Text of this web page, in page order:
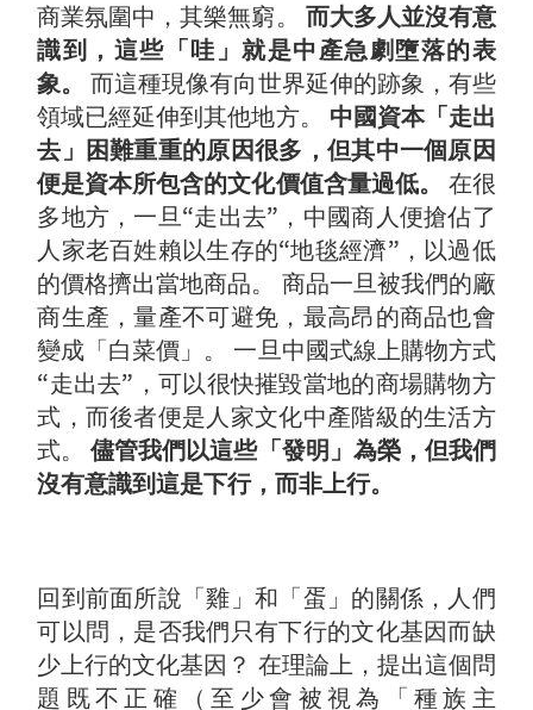
商業氛圍中，其樂無窮。
而大多人並沒有意
識到，這些「哇」就是中產急劇墮落的表
象。而這種現像有向世界延伸的跡象，有些
領域已經延伸到其他地方。 中國資本「走出
去」困難重重的原因很多，但其中一個原因
便是資本所包含的文化價值含量過低。
在很
多地方，一旦“走出去”，中國商人便搶佔了
人家老百姓賴以生存的“地毯經濟”，以過低
的價格擠出當地商品。 商品一旦被我們的廠
商生產，量產不可避免，最高昂的商品也會
變成「白菜價」。 一旦中國式線上購物方式
“走出去”，可以很快摧毀當地的商場購物方
式，而後者便是人家文化中產階級的生活方
式。儘管我們以這些「發明」為榮，但我們
沒有意識到這是下行，而非上行。
回到前面所說「雞」和「蛋」的關係，人們
可以問，是否我們只有下行的文化基因而缺
少上行的文化基因？ 在理論上，提出這個問
題既不正確（至少會被視為「種族主